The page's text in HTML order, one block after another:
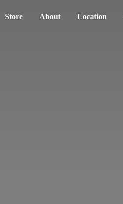
Store About Location